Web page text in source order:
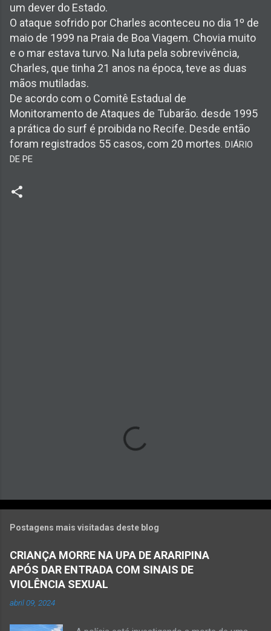
um dever do Estado.
O ataque sofrido por Charles aconteceu no dia 1º de
maio de 1999 na Praia de Boa Viagem. Chovia muito
e o mar estava turvo. Na luta pela sobrevivência,
Charles, que tinha 21 anos na época, teve as duas
mãos mutiladas.
De acordo com o Comitê Estadual de
Monitoramento de Ataques de Tubarão. desde 1995
a prática do surf é proibida no Recife. Desde então
foram registrados 55 casos, com 20 mortes . DIÁRIO
DE PE
Postagens mais visitadas deste blog
CRIANÇA MORRE NA UPA DE ARARIPINA
APÓS DAR ENTRADA COM SINAIS DE
VIOLÊNCIA SEXUAL
abril 09, 2024